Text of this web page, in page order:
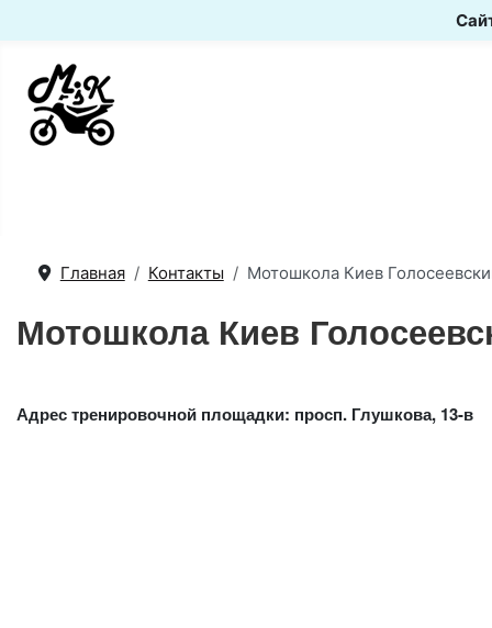
Главная Контакты Мотошкола Киев
Мотошкола Киев
Адрес тренировочной площадки: просп. Глушкова, 13-в